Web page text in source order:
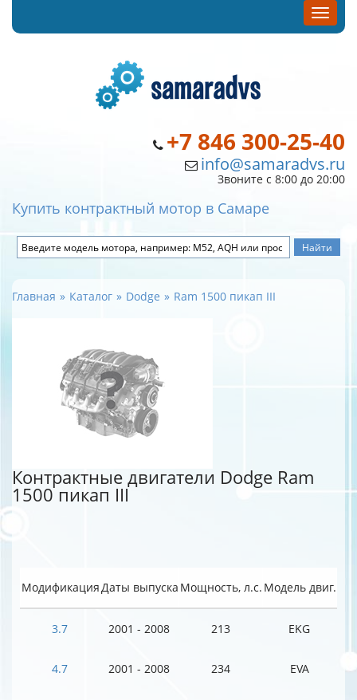
+7 846 300-25-40
info@samaradvs.ru
Звоните с 8:00 до 20:00
Купить контрактный мотор в Самаре
Главная Каталог Dodge Ram 1500 пикап III
Контрактные двигатели Dodge Ram
1500 пикап III
МодификацияДаты выпуска Мощность, л.с. Модель двиг.
3.7 2001 - 2008 213 EKG
4.7 2001 - 2008 234 EVA